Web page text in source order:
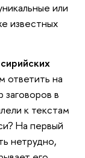
или
известных
ответить на
в
к текстам
На первый
нетрудно,